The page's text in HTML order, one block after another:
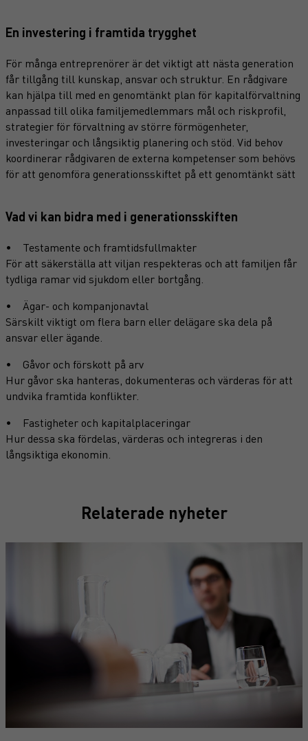
En investering i framtida trygghet
För många entreprenörer är det viktigt att nästa generation
får tillgång till kunskap, ansvar och struktur. En rådgivare
kan hjälpa till med en genomtänkt plan för kapitalförvaltning
anpassad till olika familjemedlemmars mål och riskprofil,
strategier för förvaltning av större förmögenheter,
investeringar och långsiktig planering och stöd. Vid behov
koordinerar rådgivaren de externa kompetenser som behövs
för att genomföra generationsskiftet på ett genomtänkt sätt
Vad vi kan bidra med i generationsskiften
• Testamente och framtidsfullmakter
För att säkerställa att viljan respekteras och att familjen får
tydliga ramar vid sjukdom eller bortgång.
• Ägar- och kompanjonavtal
Särskilt viktigt om flera barn eller delägare ska dela på
ansvar eller ägande.
• Gåvor och förskott på arv
Hur gåvor ska hanteras, dokumenteras och värderas för att
undvika framtida konflikter.
• Fastigheter och kapitalplaceringar
Hur dessa ska fördelas, värderas och integreras i den
långsiktiga ekonomin.
Relaterade nyheter